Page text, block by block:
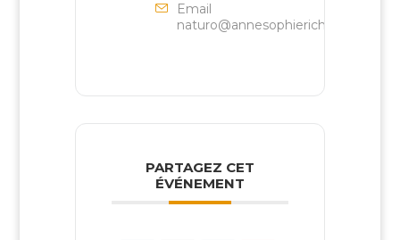
Email
naturo@annesophierichard.fr
PARTAGEZ CET
ÉVÉNEMENT